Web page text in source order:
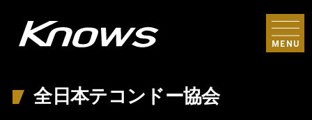
MENU
全日本テコンドー協会